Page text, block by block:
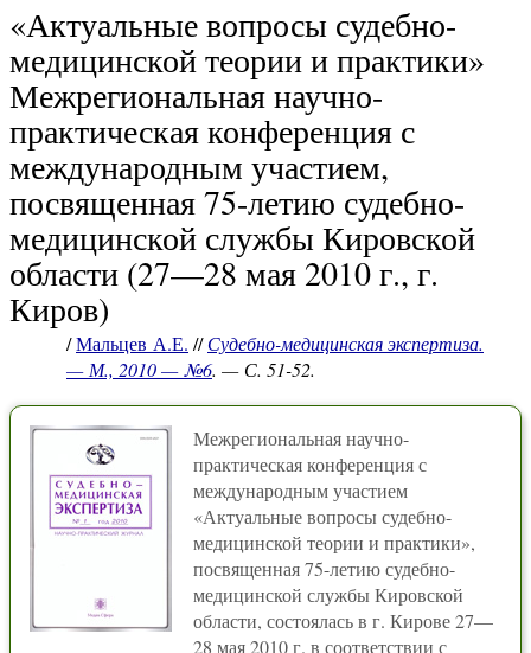
«Актуальные вопросы судебно-
медицинской теории и практики»
Межрегиональная научно-
практическая конференция с
международным участием,
посвященная 75-летию судебно-
медицинской службы Кировской
области (27—28 мая 2010 г., г.
Киров)
/Мальцев А.Е. //Судебно-медицинская экспертиза.
— М., 2010 — №6. — С. 51-52.
Межрегиональная научно-
практическая конференция с
международным участием
«Актуальные вопросы судебно-
медицинской теории и практики»,
посвященная 75-летию судебно-
медицинской службы Кировской
области, состоялась в г. Кирове 27—
28 мая 2010 г. в соответствии с